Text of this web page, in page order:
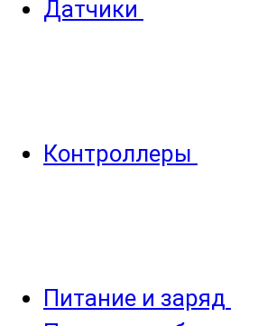
Датчики
Контроллеры
Питание и заряд